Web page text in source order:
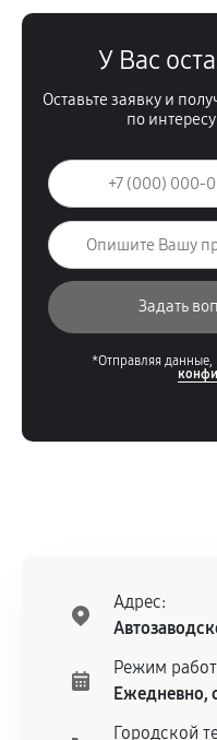
У Вас
Оставьте заявку и
по
*Отправляя данные,
Адрес:
Режим
Ежедневно,
Городской